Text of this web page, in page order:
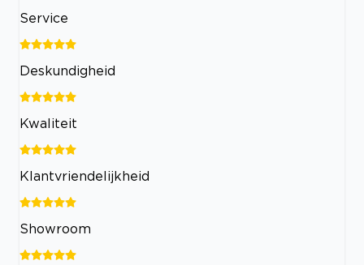
Service
Deskundigheid
Kwaliteit
Klantvriendelijkheid
Showroom